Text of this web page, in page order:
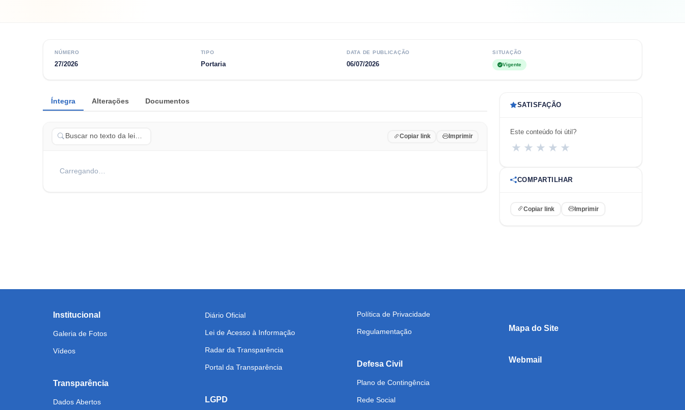
NÚMERO
27/2026
TIPO
Portaria
DATA DE PUBLICAÇÃO
06/07/2026
SITUAÇÃO
Vigente
Íntegra Alterações Documentos
Copiar link Imprimir
Carregando…
SATISFAÇÃO
Este conteúdo foi útil?
★ ★ ★ ★ ★
COMPARTILHAR
Copiar link Imprimir
Institucional
Galeria de Fotos
Vídeos
Transparência
Dados Abertos
Diário Oficial
Lei de Acesso à Informação
Radar da Transparência
Portal da Transparência
LGPD
Política de Privacidade
Regulamentação
Defesa Civil
Plano de Contingência
Rede Social
Mapa do Site
Webmail